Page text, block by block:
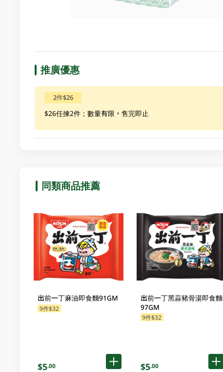
推廣優惠
2件$26
$26任揀2件；數量有限，售完即止
同類商品推薦
出前一丁麻油即食麵91GM
9件$32
$5.00
出前一丁黑蒜豬骨湯即食麵
97GM
9件$32
$5.00